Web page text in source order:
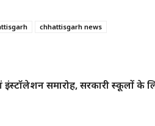
chhattisgarh news
इंस्टॉलेशन समारोह, सरकारी स्कूलों के